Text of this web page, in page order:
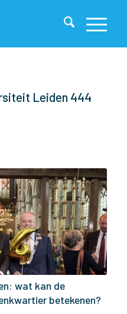
Leiden 444
wat kan de
betekenen?